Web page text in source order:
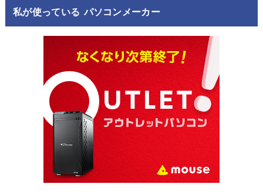
私が使っている パソコンメーカー